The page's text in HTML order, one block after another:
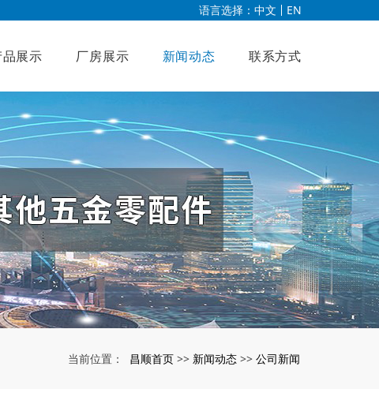
语言选择： 中文 EN
品展示 厂房展示 新闻动态 联系方式
当前位置： 昌顺首页 >> 新闻动态 >> 公司新闻